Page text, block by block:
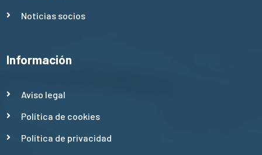
Noticias socios
Información
Aviso legal
Política de cookies
Política de privacidad